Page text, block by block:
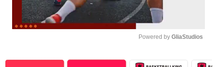
Powered by GliaStudios